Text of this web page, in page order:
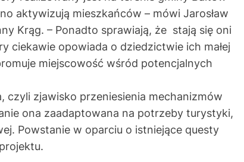
aktywizują mieszkańców – mówi Jarosław
Krąg. – Ponadto sprawiają, że stają się oni
ciekawie opowiada o dziedzictwie ich małej
miejscowość wśród potencjalnych
czyli zjawisko przeniesienia mechanizmów
ona zaadaptowana na potrzeby turystyki,
Powstanie w oparciu o istniejące questy